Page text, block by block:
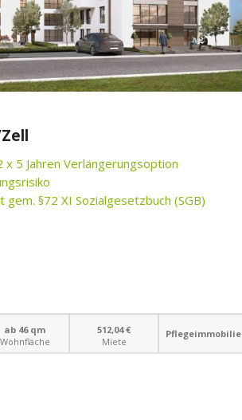
x 5 Jahren Verlängerungsoption
gem. §72 XI Sozialgesetzbuch (SGB)
ab 46 qm
Wohnfläche
512,04 €
Miete
Pflegeimmobilie